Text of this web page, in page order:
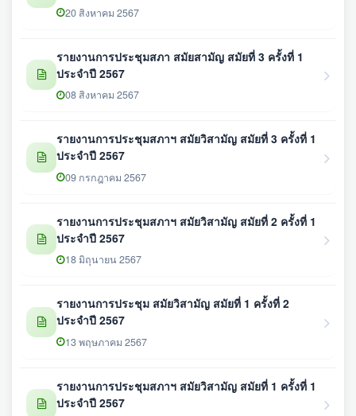
20 สิงหาคม 2567
รายงานการประชุมสภา สมัยสามัญ สมัยที่ 3 ครั้งที่ 1
ประจำปี 2567
08 สิงหาคม 2567
รายงานการประชุมสภาฯ สมัยวิสามัญ สมัยที่ 3 ครั้งที่ 1
ประจำปี 2567
09 กรกฎาคม 2567
รายงานการประชุมสภาฯ สมัยวิสามัญ สมัยที่ 2 ครั้งที่ 1
ประจำปี 2567
18 มิถุนายน 2567
รายงานการประชุม สมัยวิสามัญ สมัยที่ 1 ครั้งที่ 2
ประจำปี 2567
13 พฤษภาคม 2567
รายงานการประชุมสภาฯ สมัยวิสามัญ สมัยที่ 1 ครั้งที่ 1
ประจำปี 2567